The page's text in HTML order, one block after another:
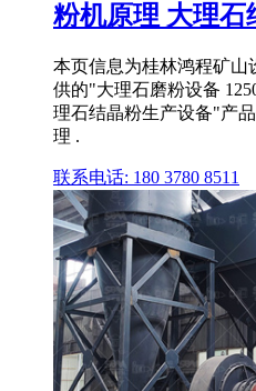
粉机原理 大理石
本页信息为桂林鸿程矿山
供的"大理石磨粉设备
理石结晶粉生产设备"产
理 .
联系电话: 180 3780 8511